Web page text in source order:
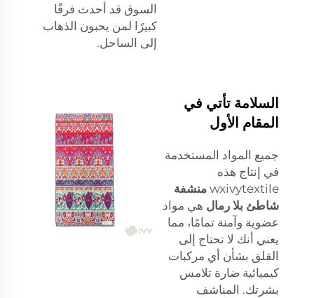
السوق قد أحدث فرقًا
كبيرًا لمن يحبون الذهاب
إلى الساحل.
السلامة تأتي في
المقام الأول
جميع المواد المستخدمة
في إنتاج هذه
wxivytextile منشفة
شاطئ بلا رمال هي مواد
عضوية وآمنة تمامًا، مما
يعني أنك لا تحتاج إلى
القلق بشأن أي مركبات
كيميائية ضارة تلامس
بشرتك. المناشف